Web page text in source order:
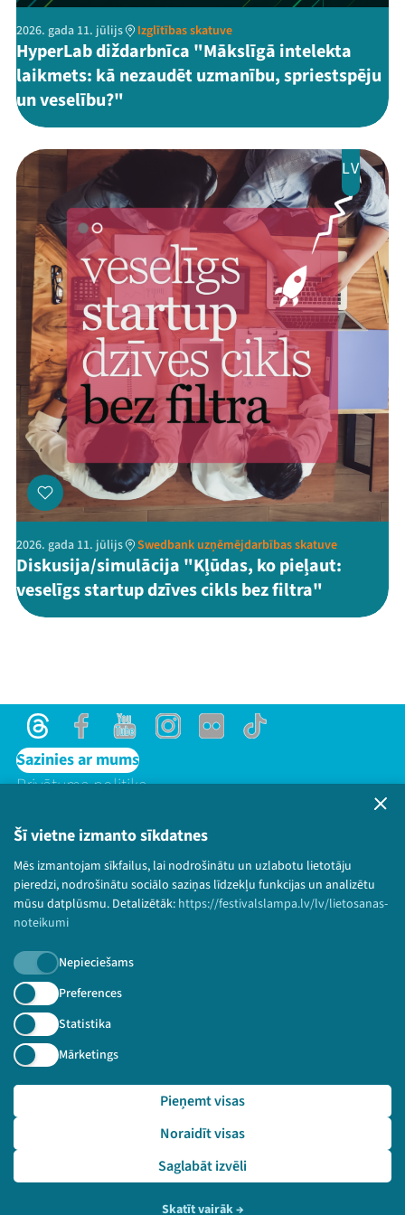
Šī vietne izmanto sīkdatnes
Mēs izmantojam sīkfailus, lai nodrošinātu un uzlabotu lietotāju
pieredzi, nodrošinātu sociālo saziņas līdzekļu funkcijas un analizētu
mūsu datplūsmu. Detalizētāk: https://festivalslampa.lv/lv/lietosanas-
noteikumi
Nepieciešams
Preferences
Statistika
Mārketings
Saglabāt izvēli
Noraidīt visas
Pieņemt visas
Skatīt vairāk→
2026. gada 11. jūlijs Izglītības skatuve
HyperLab diždarbnīca "Mākslīgā intelekta
laikmets: kā nezaudēt uzmanību, spriestspēju
un veselību?"
LV
2026. gada 11. jūlijs Swedbank uzņēmējdarbības skatuve
Diskusija/simulācija "Kļūdas, ko pieļaut:
veselīgs startup dzīves cikls bez filtra"
ThreadsFacebookYoutubeInstagram
Flick TikTok
Sazinies ar mums
Privātuma politika
Bērnu aizsardzības politika
© 2026 Sarunu festivāls LAMPA Visas tiesības
paturētas.
Piesakies jaunumiem!
Nepalaid garām aktuālāko informāciju!
🔗 https://festivalslampa.lv/lv/video-arhivs/1655?sp